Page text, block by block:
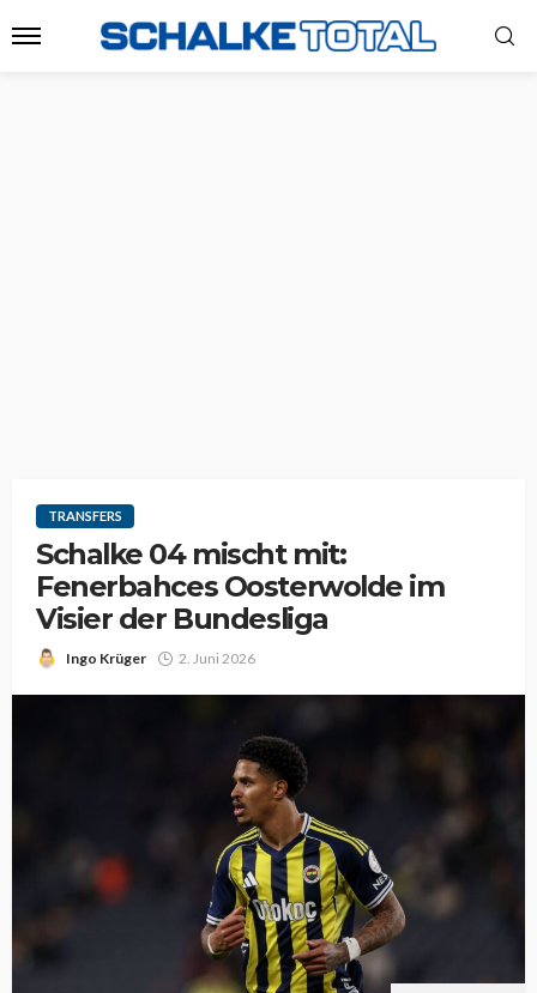
TRANSFERS
Schalke 04 mischt mit:
Fenerbahces Oosterwolde im
Visier der Bundesliga
Ingo Krüger 2. Juni 2026